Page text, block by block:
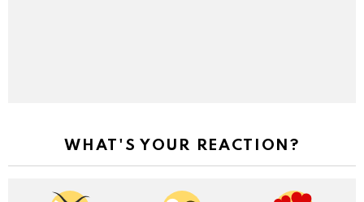
WHAT'S YOUR REACTION?